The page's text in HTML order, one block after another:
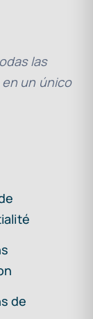
las
un único
de